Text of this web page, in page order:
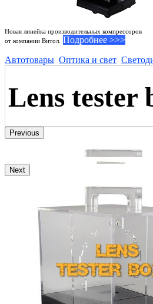
Новая линейка производительных компрессоров
от компании Витол.
Подробнее >>>
Автотовары Оптика и свет
Lens tester